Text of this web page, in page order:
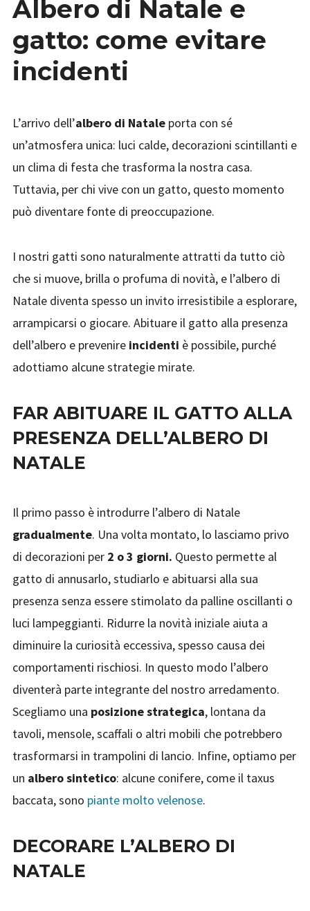
Albero di Natale e
gatto: come evitare
incidenti
L’arrivo dell’albero di Nataleporta con sé
un’atmosfera unica: luci calde, decorazioni scintillanti e
un clima di festa che trasforma la nostra casa.
Tuttavia, per chi vive con un gatto, questo momento
può diventare fonte di preoccupazione.
I nostri gatti sono naturalmente attratti da tutto ciò
che si muove, brilla o profuma di novità, e l’albero di
Natale diventa spesso un invito irresistibile a esplorare,
arrampicarsi o giocare. Abituare il gatto alla presenza
dell’albero e prevenire incidenti è possibile, purché
adottiamo alcune strategie mirate.
FAR ABITUARE IL GATTO ALLA
PRESENZA DELL’ALBERO DI
NATALE
Il primo passo è introdurre l’albero di Natale
gradualmente. Una volta montato, lo lasciamo privo
di decorazioni per2 o 3 giorni. Questo permette al
gatto di annusarlo, studiarlo e abituarsi alla sua
presenza senza essere stimolato da palline oscillanti o
luci lampeggianti. Ridurre la novità iniziale aiuta a
diminuire la curiosità eccessiva, spesso causa dei
comportamenti rischiosi. In questo modo l’albero
diventerà parte integrante del nostro arredamento.
Scegliamo una posizione strategica, lontana da
tavoli, mensole, scaffali o altri mobili che potrebbero
trasformarsi in trampolini di lancio. Infine, optiamo per
un albero sintetico: alcune conifere, come il taxus
baccata, sono piante molto velenose.
DECORARE L’ALBERO DI
NATALE